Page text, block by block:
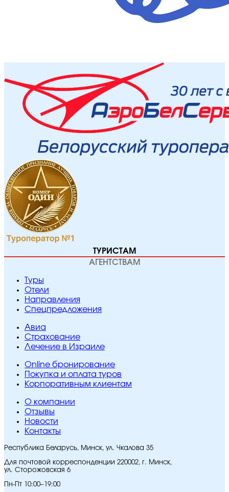
ТУРИСТАМ
АГЕНТСТВАМ
Туры
Отели
Направления
Спецпредложения
Авиа
Страхование
Лечение в Израиле
Online бронирование
Покупка и оплата туров
Корпоративным клиентам
O компании
Отзывы
Новости
Контакты
Республика Беларусь, Минск, ул. Чкалова 35
Для почтовой корреспонденции 220002, г. Минск,
ул. Сторожовская 6
Пн-Пт 10:00–19:00